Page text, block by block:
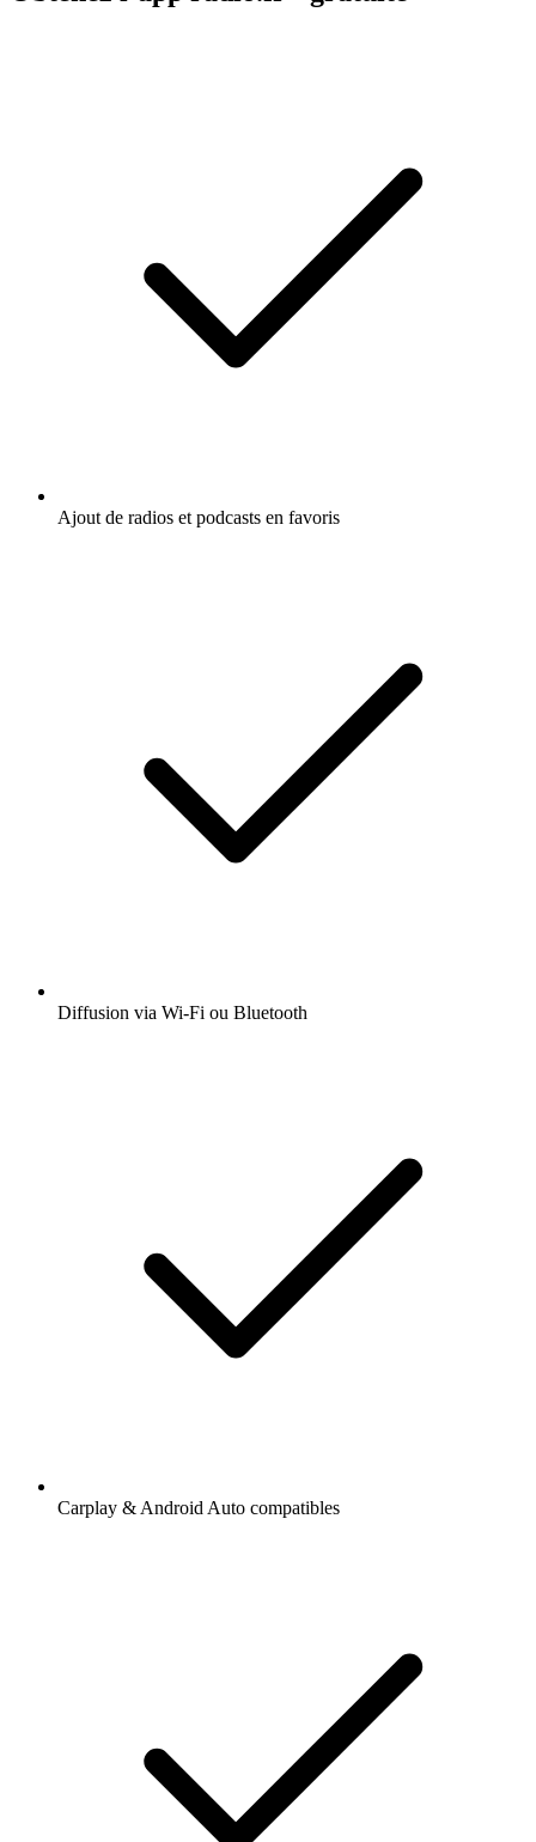
Ajout de radios et podcasts en favoris
Diffusion via Wi-Fi ou Bluetooth
Carplay & Android Auto compatibles